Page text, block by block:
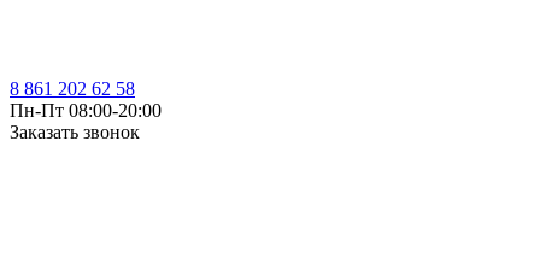
8 861 202 62 58
Пн-Пт 08:00-20:00
Заказать звонок